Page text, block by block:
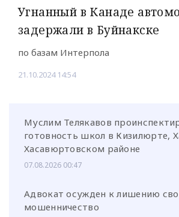
Угнанный в Канаде
задержали в Буйнакске
по базам Интерпола
21.10.2024 14:54
Муслим Телякавов
готовность школ в Кизилюрте,
Хасавюртовском районе
07.08.2026 00:47
Адвокат осужден к лишению
мошенничество